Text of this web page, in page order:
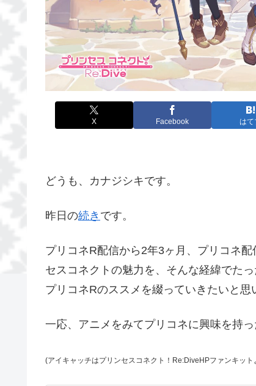
X Facebook はて
どうも、カナジシキです。
昨日の続き です。
プリコネR配信から2年3ヶ月、プリコネ
セスコネクトの魅力を、そんな経緯でた
プリコネRのススメを綴っていきたいと思
一応、アニメをみてプリコネに興味を持
(アイキャッチはプリンセスコネクト！Re:DiveHPファンキッ